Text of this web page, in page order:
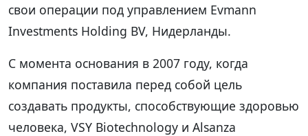
свои операции под управлением Evmann
Investments Holding BV, Нидерланды.
С момента основания в 2007 году, когда
компания поставила перед собой цель
создавать продукты, способствующие здоровью
человека, VSY Biotechnology и Alsanza